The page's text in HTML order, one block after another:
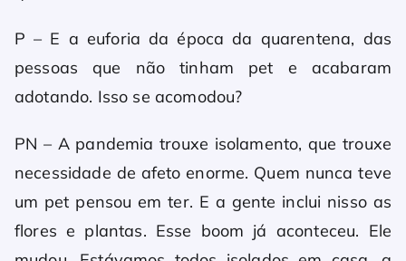
P – E a euforia da época da quarentena, das
pessoas que não tinham pet e acabaram
adotando. Isso se acomodou?
PN – A pandemia trouxe isolamento, que trouxe
necessidade de afeto enorme. Quem nunca teve
um pet pensou em ter. E a gente inclui nisso as
flores e plantas. Esse boom já aconteceu. Ele